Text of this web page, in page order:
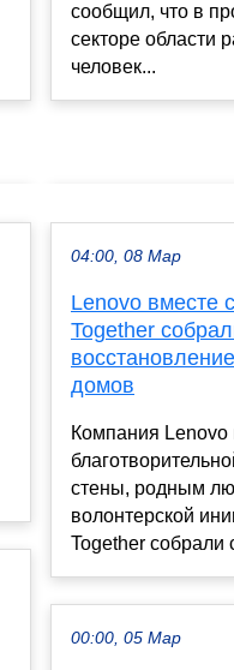
сообщил, что в
секторе области
человек...
04:00, 08 Мар
Lenovo вместе
Together
домов
Компания Lenovo
стены, родным
волонтерской
Together собрали
00:00, 05 Мар